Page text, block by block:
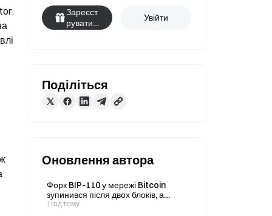
Зареєст
руватис
Увійти
Поділіться
Оновлення автора
Форк BIP-110 у мережі Bitcoin
зупинився після двох блоків, а
відставання зросло до 88 блоків
1год тому